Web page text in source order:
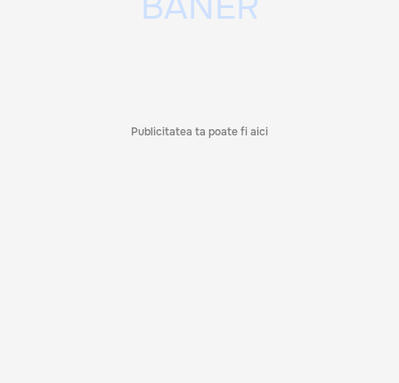
Publicitatea ta poate fi aici